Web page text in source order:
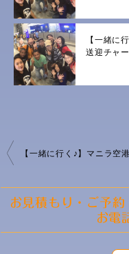
【一緒に
送迎チャ
投
ナ
ビ
ー
お見積もり・ご予
お電